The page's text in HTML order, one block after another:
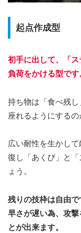
起点作成型
初手に出して、「
負荷をかける型です
持ち物は「食べ残
座れるようにするの
広い耐性を生かし
復し「あくび」と
ょう。
残りの技枠は自由
早さが遅い為、攻
とが出来ます。